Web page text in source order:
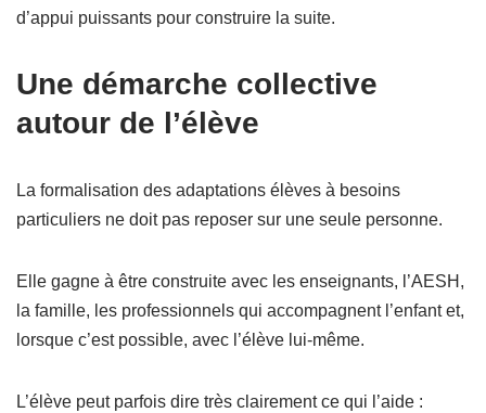
d’appui puissants pour construire la suite.
Une démarche collective
autour de l’élève
La formalisation des adaptations élèves à besoins
particuliers ne doit pas reposer sur une seule personne.
Elle gagne à être construite avec les enseignants, l’AESH,
la famille, les professionnels qui accompagnent l’enfant et,
lorsque c’est possible, avec l’élève lui-même.
L’élève peut parfois dire très clairement ce qui l’aide :